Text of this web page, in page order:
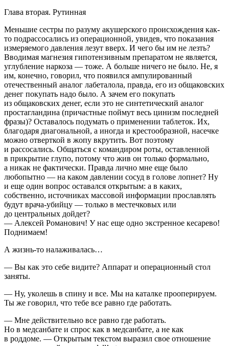
Глава вторая. Рутинная
Меньшие сестры по разуму акушерского происхождения как-
то подрассосались из операционной, увидев, что показания
измеряемого давления лезут вверх. И чего бы им не лезть?
Вводимая магнезия гипотензивным препаратом не является,
углубление наркоза — тоже. А больше ничего не было. Не, я
им, конечно, говорил, что появился ампулированный
отечественный аналог лабеталола, правда, его из общаковских
денег покупать надо было. А зачем его покупать
из общаковских денег, если это не синтетический аналог
простагландина (причастные поймут весь цинизм последней
фразы)? Оставалось подумать о применении таблеток. Их,
благодаря диагональной, а иногда и крестообразной, насечке
можно отверткой в жопу вкрутить. Вот поэтому
и рассосались. Общаться с командиром роты, оставленной
в прикрытие глупо, потому что жив он только формально,
а никак не фактически. Правда лично мне еще было
любопытно — на каком давлении сосуд в голове лопнет? Ну
и еще один вопрос оставался открытым: а в каких,
собственно, источниках массовой информации прославлять
будут врача-убийцу — только в местечковых или
до центральных дойдет?
— Алексей Романович! У нас еще одно экстренное кесарево!
Поднимаем!
А жизнь-то налаживалась…
— Вы как это себе видите? Аппарат и операционный стол
заняты.
— Ну, уколешь в спину и все. Мы на каталке прооперируем.
Ты же говорил, что тебе все равно где работать.
— Мне действительно все равно где работать.
Но в медсанбате и спрос как в медсанбате, а не как
в роддоме. — Открытым текстом выразил свое отношение